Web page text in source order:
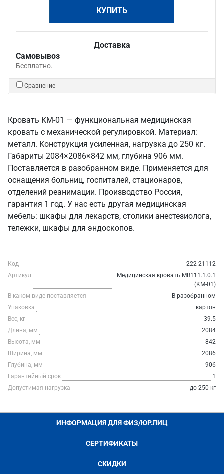
КУПИТЬ
Доставка
Самовывоз
Бесплатно.
Сравнение
Кровать КМ-01 — функциональная медицинская
кровать с механической регулировкой. Материал:
металл. Конструкция усиленная, нагрузка до 250 кг.
Габариты 2084×2086×842 мм, глубина 906 мм.
Поставляется в разобранном виде. Применяется для
оснащения больниц, госпиталей, стационаров,
отделений реанимации. Производство Россия,
гарантия 1 год. У нас есть другая медицинская
мебель: шкафы для лекарств, столики анестезиолога,
тележки, шкафы для эндоскопов.
Код
222-21112
Артикул
Медицинская кровать MB111.1.0.1
(KM-01)
В каком виде поставляется
В разобранном
Упаковка
картон
Вес, кг
39.5
Длина, мм
2084
Высота, мм
842
Ширина, мм
2086
Глубина, мм
906
Гарантийный срок
1
Допустимая нагрузка
до 250 кг
ИНФОРМАЦИЯ ДЛЯ ФИЗ/ЮР.ЛИЦ
СЕРТИФИКАТЫ
СКИДКИ